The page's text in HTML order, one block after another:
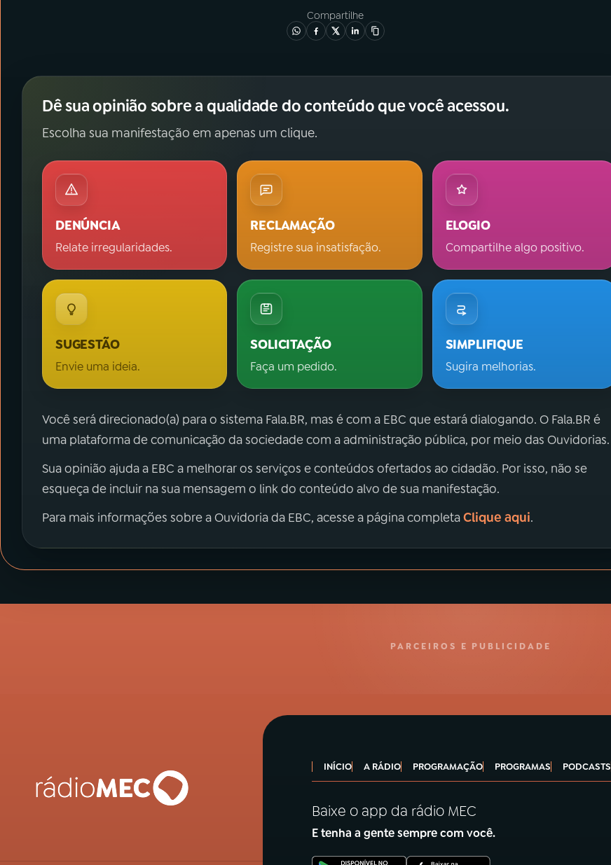
Compartilhe
Dê sua opinião sobre a qualidade do conteúdo que você acessou.
Escolha sua manifestação em apenas um clique.
DENÚNCIA
Relate irregularidades.
RECLAMAÇÃO
Registre sua insatisfação.
ELOGIO
Compartilhe algo positivo.
SUGESTÃO
Envie uma ideia.
SOLICITAÇÃO
Faça um pedido.
SIMPLIFIQUE
Sugira melhorias.
Você será direcionado(a) para o sistema Fala.BR, mas é com a EBC que estará dialogando. O Fala.BR é
uma plataforma de comunicação da sociedade com a administração pública, por meio das Ouvidorias.
Sua opinião ajuda a EBC a melhorar os serviços e conteúdos ofertados ao cidadão. Por isso, não se
esqueça de incluir na sua mensagem o link do conteúdo alvo de sua manifestação.
Para mais informações sobre a Ouvidoria da EBC, acesse a página completaClique aqui.
PARCEIROS E PUBLICIDADE
INÍCIO A RÁDIO PROGRAMAÇÃO PROGRAMAS PODCASTS
Baixe o app da rádio MEC
E tenha a gente sempre com você.